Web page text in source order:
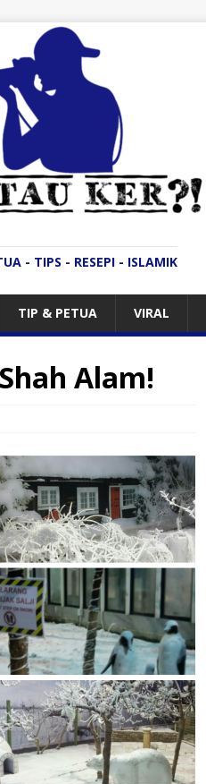
- TIPS - RESEPI - ISLAMIK
TIP & PETUA VIRAL
Alam!